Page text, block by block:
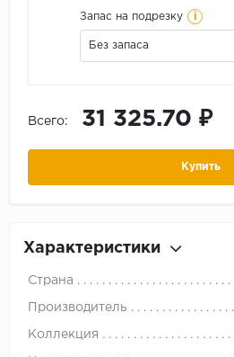
Запас на подрезку i
Без запаса
Всего: 31 325.70 ₽
Купить
Характеристики
Страна
Производитель
Коллекция